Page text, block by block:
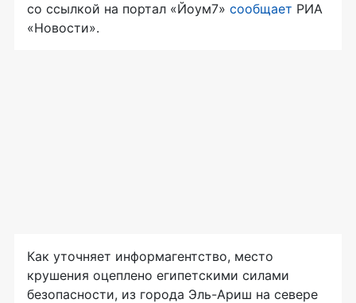
со ссылкой на портал «Йоум7» сообщает РИА
«Новости».
Как уточняет информагентство, место
крушения оцеплено египетскими силами
безопасности, из города Эль-Ариш на севере